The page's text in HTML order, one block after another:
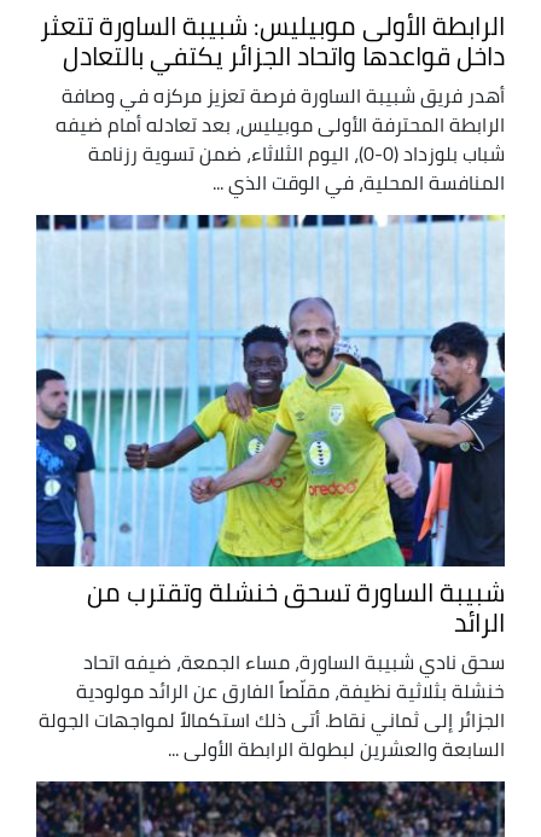
الرابطة الأولى موبيليس: شبيبة الساورة تتعثر
داخل قواعدها واتحاد الجزائر يكتفي بالتعادل
أهدر فريق شبيبة الساورة فرصة تعزيز مركزه في وصافة
الرابطة المحترفة الأولى موبيليس، بعد تعادله أمام ضيفه
شباب بلوزداد (0-0)، اليوم الثلاثاء، ضمن تسوية رزنامة
المنافسة المحلية، في الوقت الذي ...
شبيبة الساورة تسحق خنشلة وتقترب من
الرائد
سحق نادي شبيبة الساورة، مساء الجمعة، ضيفه اتحاد
خنشلة بثلاثية نظيفة، مقلّصاً الفارق عن الرائد مولودية
الجزائر إلى ثماني نقاط. أتى ذلك استكمالاً لمواجهات الجولة
السابعة والعشرين لبطولة الرابطة الأولى ...